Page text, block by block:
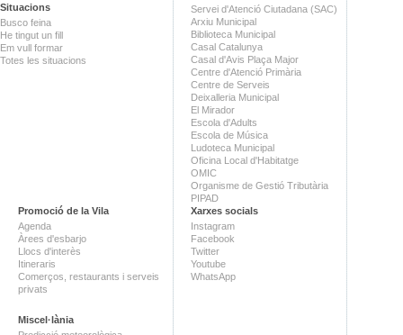
Situacions
Busco feina
He tingut un fill
Em vull formar
Totes les situacions
Servei d'Atenció Ciutadana (SAC)
Arxiu Municipal
Biblioteca Municipal
Casal Catalunya
Casal d'Avis Plaça Major
Centre d'Atenció Primària
Centre de Serveis
Deixalleria Municipal
El Mirador
Escola d'Adults
Escola de Música
Ludoteca Municipal
Oficina Local d'Habitatge
OMIC
Organisme de Gestió Tributària
PIPAD
Promoció de la Vila
Agenda
Àrees d'esbarjo
Llocs d'interès
Itineraris
Comerços, restaurants i serveis
privats
Miscel·lània
Xarxes socials
Instagram
Facebook
Twitter
Youtube
WhatsApp